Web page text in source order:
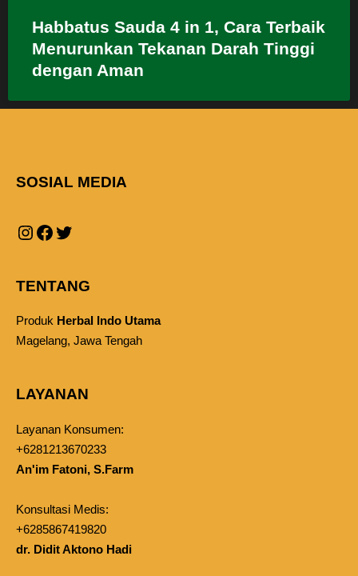
Habbatus Sauda 4 in 1, Cara Terbaik
Menurunkan Tekanan Darah Tinggi
dengan Aman
SOSIAL MEDIA
TENTANG
Produk Herbal Indo Utama
Magelang, Jawa Tengah
LAYANAN
Layanan Konsumen:
+6281213670233
An'im Fatoni, S.Farm
Konsultasi Medis:
+6285867419820
dr. Didit Aktono Hadi